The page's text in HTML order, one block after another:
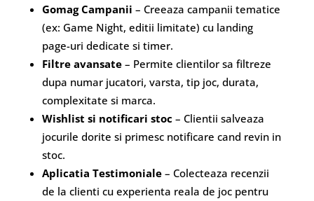
Gomag Campanii – Creeaza campanii tematice
(ex: Game Night, editii limitate) cu landing
page-uri dedicate si timer.
Filtre avansate– Permite clientilor sa filtreze
dupa numar jucatori, varsta, tip joc, durata,
complexitate si marca.
Wishlist si notificari stoc – Clientii salveaza
jocurile dorite si primesc notificare cand revin in
stoc.
Aplicatia Testimoniale– Colecteaza recenzii
de la clienti cu experienta reala de joc pentru